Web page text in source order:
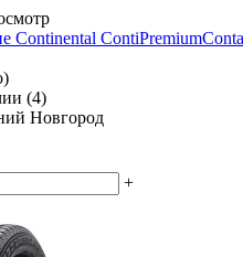
Continental
(4)
Новгород
+